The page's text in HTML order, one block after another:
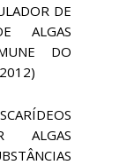
DE
ALGAS
DO
ALGAS